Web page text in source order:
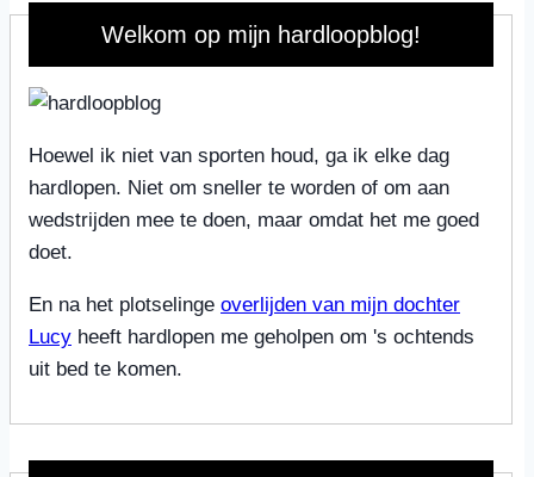
Welkom op mijn hardloopblog!
Hoewel ik niet van sporten houd, ga ik elke dag
hardlopen. Niet om sneller te worden of om aan
wedstrijden mee te doen, maar omdat het me goed
doet.
En na het plotselinge overlijden van mijn dochter
Lucy heeft hardlopen me geholpen om 's ochtends
uit bed te komen.